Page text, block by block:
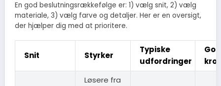
En god beslutningsrækkefølge er: 1) vælg snit, 2) vælg
materiale, 3) vælg farve og detaljer. Her er en oversigt,
der hjælper dig med at prioritere.
Snit Styrker
Typiske
udfordringer
Løsere fra